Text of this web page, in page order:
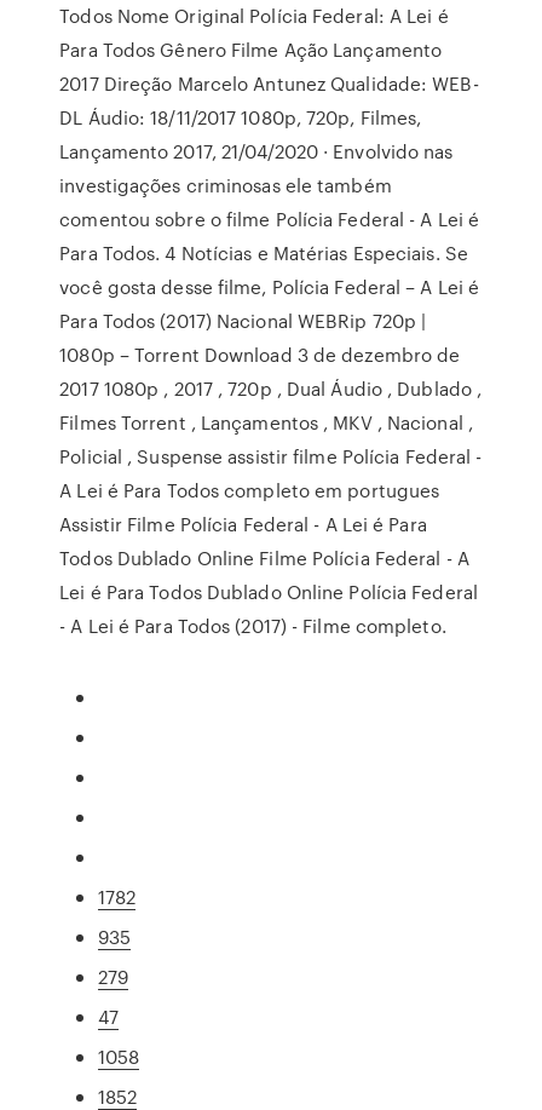
Todos Nome Original Polícia Federal: A Lei é
Para Todos Gênero Filme Ação Lançamento
2017 Direção Marcelo Antunez Qualidade: WEB-
DL Áudio: 18/11/2017 1080p, 720p, Filmes,
Lançamento 2017, 21/04/2020 · Envolvido nas
investigações criminosas ele também
comentou sobre o filme Polícia Federal - A Lei é
Para Todos. 4 Notícias e Matérias Especiais. Se
você gosta desse filme, Polícia Federal – A Lei é
Para Todos (2017) Nacional WEBRip 720p |
1080p – Torrent Download 3 de dezembro de
2017 1080p , 2017 , 720p , Dual Áudio , Dublado ,
Filmes Torrent , Lançamentos , MKV , Nacional ,
Policial , Suspense assistir filme Polícia Federal -
A Lei é Para Todos completo em portugues
Assistir Filme Polícia Federal - A Lei é Para
Todos Dublado Online Filme Polícia Federal - A
Lei é Para Todos Dublado Online Polícia Federal
- A Lei é Para Todos (2017) - Filme completo.
1782
935
279
47
1058
1852